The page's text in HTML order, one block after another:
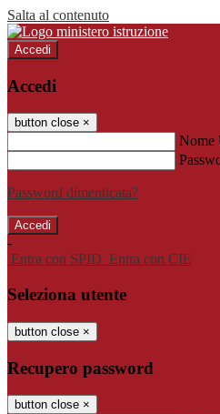
Salta al contenuto
Accedi
Accedi
button close ×
Nome
Password dimenticata?
-
Entra con SPID Entra con CIE
Seleziona utente
button close ×
Recupero password
button close ×